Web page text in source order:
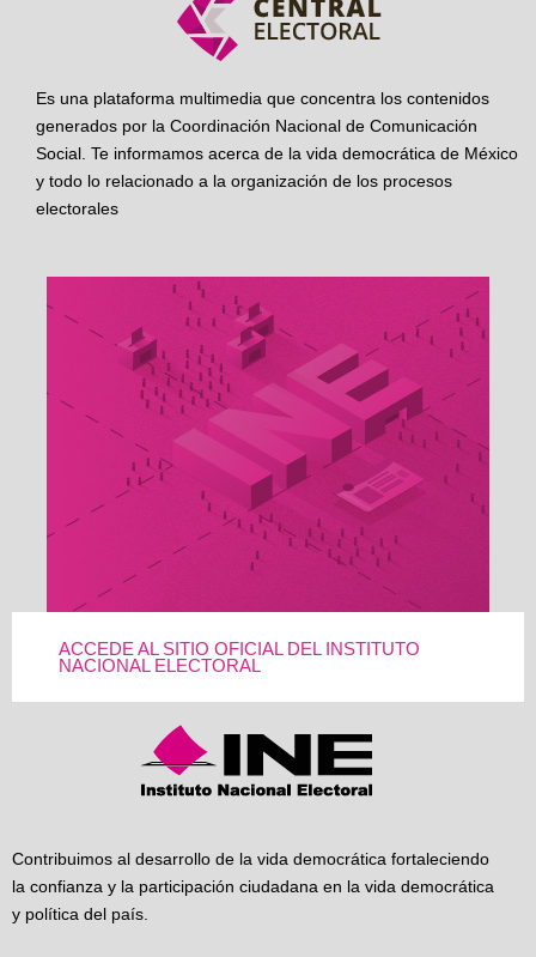
Es una plataforma multimedia que concentra los contenidos
generados por la Coordinación Nacional de Comunicación
Social. Te informamos acerca de la vida democrática de México
y todo lo relacionado a la organización de los procesos
electorales
ACCEDE AL SITIO OFICIAL DEL INSTITUTO
NACIONAL ELECTORAL
Contribuimos al desarrollo de la vida democrática fortaleciendo
la confianza y la participación ciudadana en la vida democrática
y política del país.